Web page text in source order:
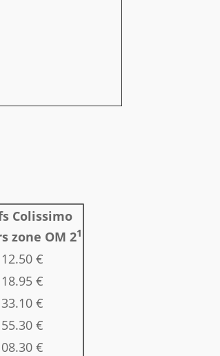
Colissimo
zone OM 21
€
€
€
€
€